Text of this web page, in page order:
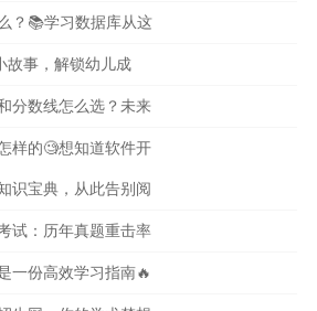
？📚学习数据库从这
故事，解锁幼儿成
分数线怎么选？未来
样的🧐想知道软件开
识宝典，从此告别阅
试：历年真题重击率
一份高效学习指南🔥